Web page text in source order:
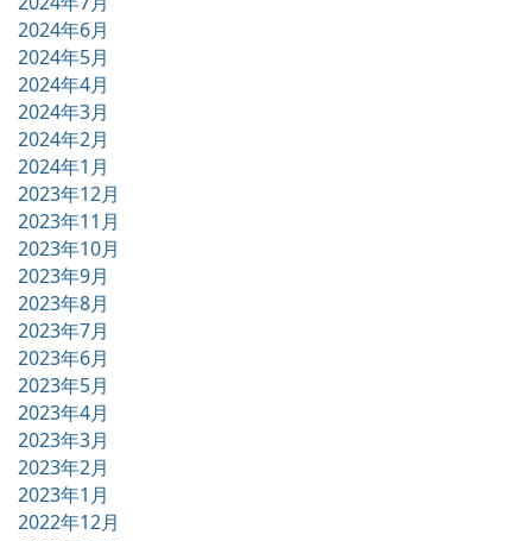
2024年6月
2024年5月
2024年4月
2024年3月
2024年2月
2024年1月
2023年12月
2023年11月
2023年10月
2023年9月
2023年8月
2023年7月
2023年6月
2023年5月
2023年4月
2023年3月
2023年2月
2023年1月
2022年12月